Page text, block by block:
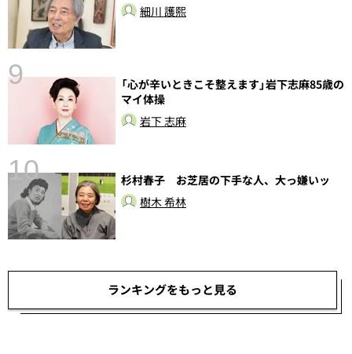
細川 護熙
9
「心が辛いときこそ整えます」岩下志麻85歳の
マイ体操
岩下 志麻
10
杉村春子 お芝居の下手な人、大っ嫌いッ
樹木 希林
ランキングをもっと見る